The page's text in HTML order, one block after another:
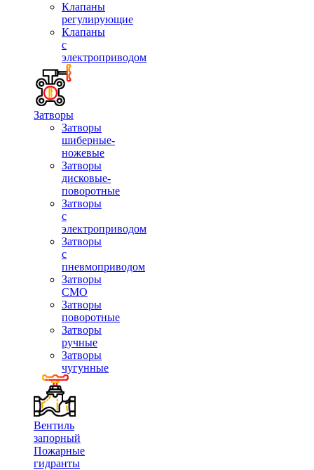
Клапаны
регулирующие
Клапаны
с
электроприводом
Затворы
Затворы
шиберные-
ножевые
Затворы
дисковые-
поворотные
Затворы
с
электроприводом
Затворы
с
пневмоприводом
Затворы
СМО
Затворы
поворотные
Затворы
ручные
Затворы
чугунные
Вентиль
запорный
Пожарные
гидранты